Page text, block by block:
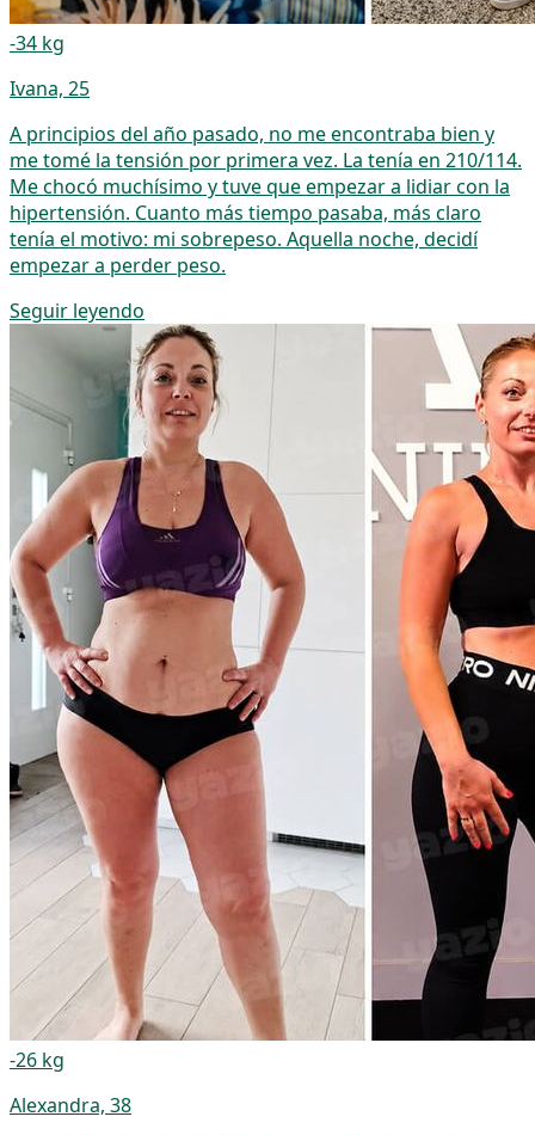
-34 kg
Ivana, 25
A principios del año pasado, no me encontraba bien y
me tomé la tensión por primera vez. La tenía en 210/114.
Me chocó muchísimo y tuve que empezar a lidiar con la
hipertensión. Cuanto más tiempo pasaba, más claro
tenía el motivo: mi sobrepeso. Aquella noche, decidí
empezar a perder peso.
Seguir leyendo
-26 kg
Alexandra, 38